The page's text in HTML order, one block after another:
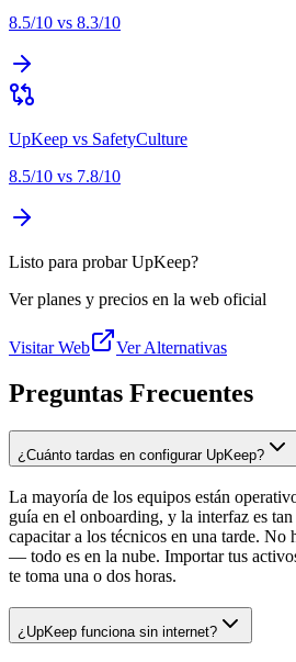
8.5/10 vs 8.3/10
UpKeep vs SafetyCulture
8.5/10 vs 7.8/10
Listo para probar UpKeep?
Ver planes y precios en la web oficial
Visitar Web Ver Alternativas
Preguntas Frecuentes
¿Cuánto tardas en configurar UpKeep?
La mayoría de los equipos están
guía en el onboarding, y la interfaz es
capacitar a los técnicos en una tarde. No
— todo es en la nube. Importar tus
te toma una o dos horas.
¿UpKeep funciona sin internet?